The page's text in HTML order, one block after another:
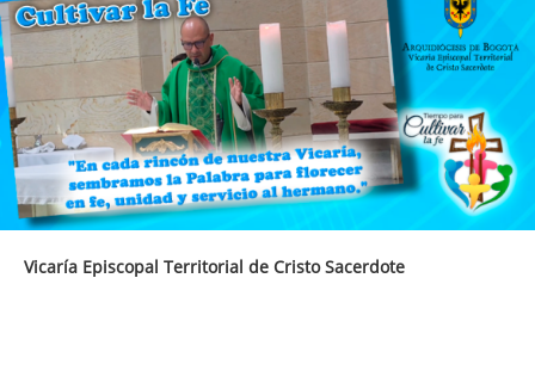
Vicaría Episcopal Territorial de Cristo Sacerdote